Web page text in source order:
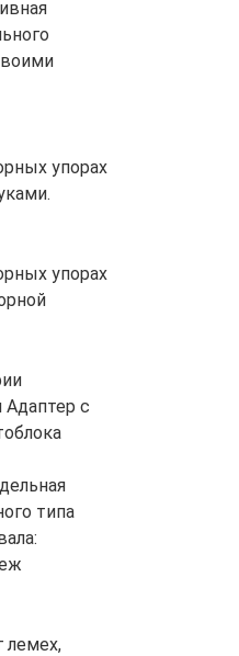
упорах
упорах
с
типа
лемех,